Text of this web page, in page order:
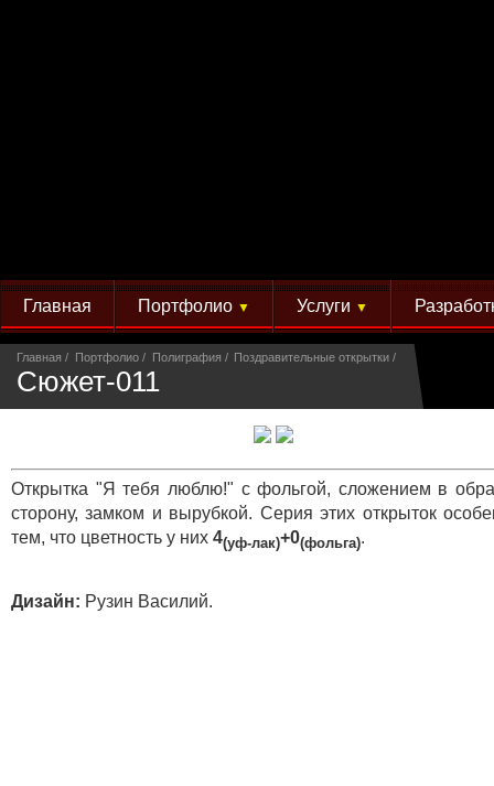
Главная Портфолио ▼ Услуги ▼
Главная Портфолио Полиграфия Поздравительные открытки
Сюжет-011
Открытка "Я тебя люблю!" с фольгой, сложением в
сторону, замком и вырубкой. Серия этих открыток
тем, что цветность у них 4(уф-лак)+0(фольга).
Дизайн: Рузин Василий.